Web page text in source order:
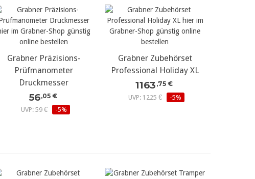
mehr Details...
Grabner Präzisions-
Prüfmanometer
Druckmesser
56,05 €
UVP: 59 €
-5%
mehr Details...
Grabner Zubehörset
Professional Holiday XL
1163 ,75 €
UVP: 1225 €
-5%